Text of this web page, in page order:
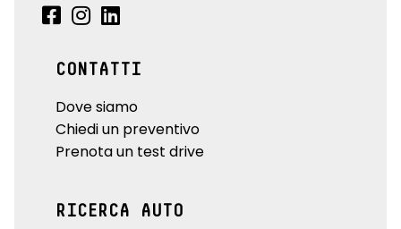
CONTATTI
Dove siamo
Chiedi un preventivo
Prenota un test drive
RICERCA AUTO